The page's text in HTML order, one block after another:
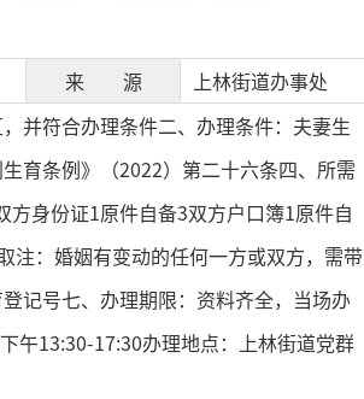
来 源 上林街道办事处
并符合办理条件二、办理条件：夫妻生
育条例》（2022）第二十六条四、所需
身份证1原件自备3双方户口簿1原件自
注：婚姻有变动的任何一方或双方，需带
记号七、办理期限：资料齐全，当场办
午13:30-17:30办理地点：上林街道党群